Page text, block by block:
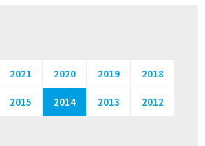
2021 2020 2019 2018
2015 2014 2013 2012